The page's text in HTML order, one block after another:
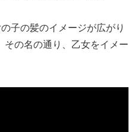
子の髪のイメージが広がり
その名の通り、乙女をイメー